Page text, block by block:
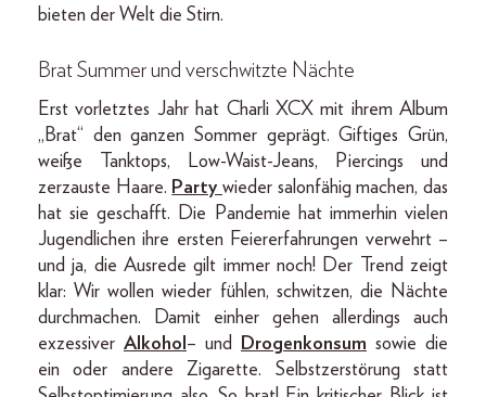
bieten der Welt die Stirn.
Brat Summer und verschwitzte Nächte
Erst vorletztes Jahr hat Charli XCX mit ihrem Album
„Brat“ den ganzen Sommer geprägt. Giftiges Grün,
weiße Tanktops, Low-Waist-Jeans, Piercings und
zerzauste Haare. Partywieder salonfähig machen, das
hat sie geschafft. Die Pandemie hat immerhin vielen
Jugendlichen ihre ersten Feiererfahrungen verwehrt –
und ja, die Ausrede gilt immer noch! Der Trend zeigt
klar: Wir wollen wieder fühlen, schwitzen, die Nächte
durchmachen. Damit einher gehen allerdings auch
exzessiver Alkohol – und Drogenkonsum sowie die
ein oder andere Zigarette. Selbstzerstörung statt